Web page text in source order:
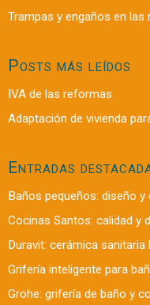
Trampas y engaños en las
Posts más leídos
IVA de las reformas
Adaptación de vivienda
Entradas
Baños pequeños: diseño y
Cocinas Santos: calidad y
Duravit: cerámica sanitaria
Grifería inteligente para
Grohe: grifería de baño y